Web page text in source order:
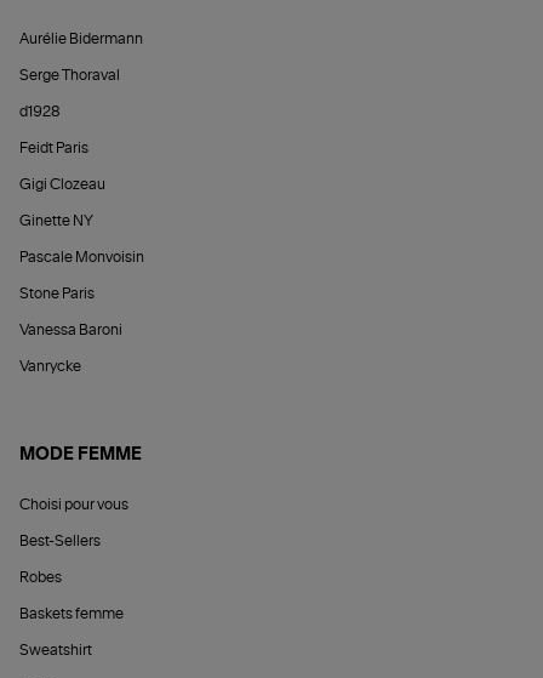
Aurélie Bidermann
Serge Thoraval
d1928
Feidt Paris
Gigi Clozeau
Ginette NY
Pascale Monvoisin
Stone Paris
Vanessa Baroni
Vanrycke
MODE FEMME
Choisi pour vous
Best-Sellers
Robes
Baskets femme
Sweatshirt